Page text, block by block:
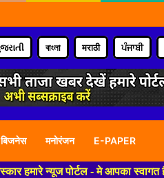
বাংলা मराठी ਪੰਜਾਬੀ
बिजनेस मनोरंजन E-PAPER
पोर्टल - मे आपका स्वागत हैं ,यहाँ